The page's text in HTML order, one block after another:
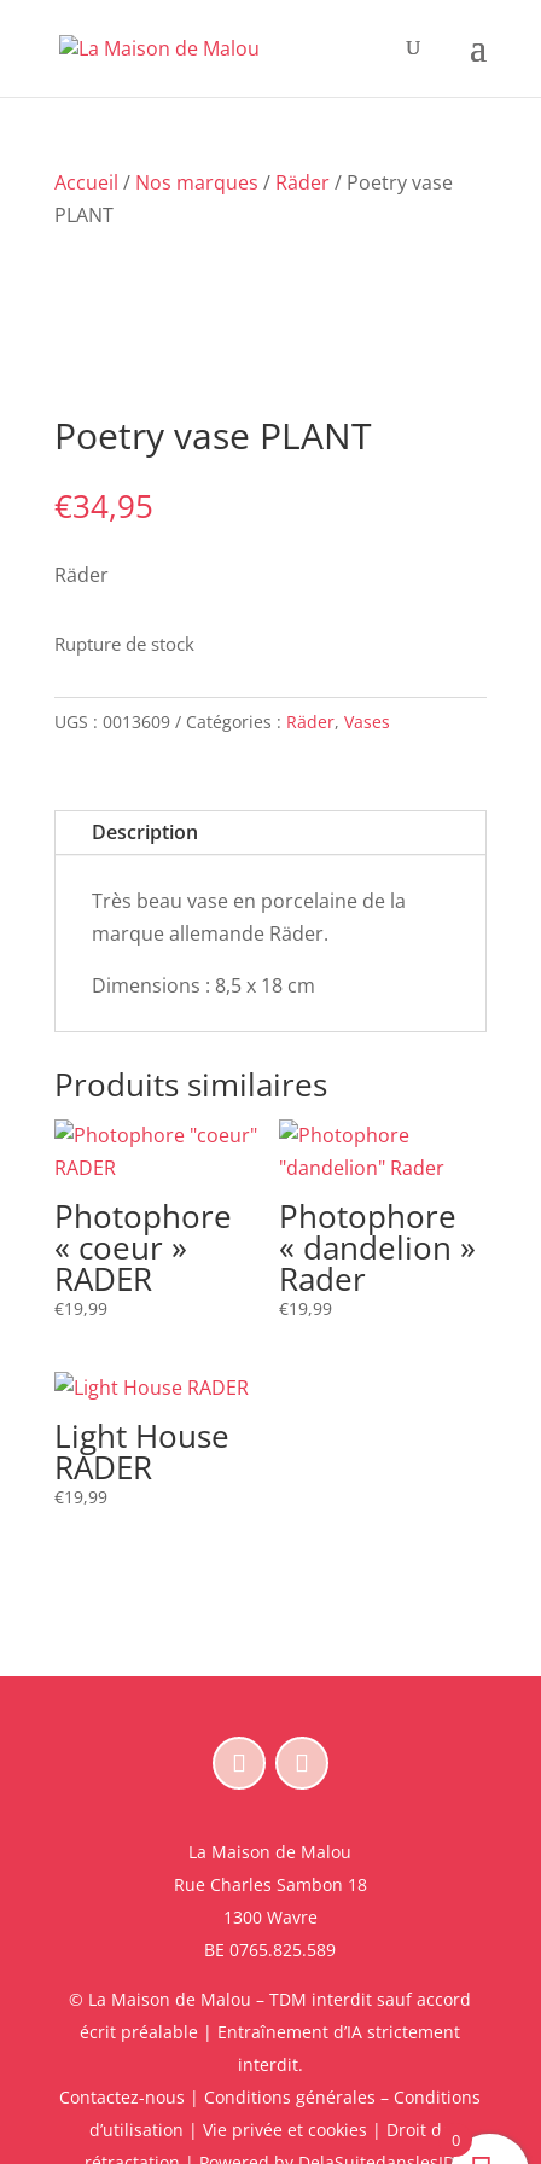
Accueil / Nos marques / Räder/ Poetry vase
PLANT
Poetry vase PLANT
€34,95
Räder
Rupture de stock
UGS : 0013609 Catégories : Räder, Vases
Description
Très beau vase en porcelaine de la
marque allemande Räder.
Dimensions : 8,5 x 18 cm
Produits similaires
Photophore
« coeur »
RADER
€19,99
Photophore
« dandelion »
Rader
€19,99
Light House
RADER
€19,99
La Maison de Malou
Rue Charles Sambon 18
1300 Wavre
BE 0765.825.589
© La Maison de Malou – TDM interdit sauf accord
écrit préalable | Entraînement d’IA strictement
interdit.
Contactez-nous | Conditions générales – Conditions
d’utilisation | Vie privée et cookies | Droit de 0